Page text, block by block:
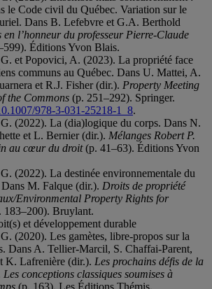
le Code civil du Québec. Variation sur le
Dans B. Lefebvre et G.A. Berthold
en l’honneur du professeur Pierre-Claude
Éditions Yvon Blais.
et Popovici, A. (2023). La propriété face
communs au Québec. Dans U. Mattei, A.
et R.J. Fisher (dir.). Property Meeting
the Commons (p. 251–292). Springer.
978-3-031-25218-1_8.
(2022). La (dia)logique du corps. Dans N.
et L. Bernier (dir.). Mélanges Robert P.
au cœur du droit(p. 41–63). Éditions Yvon
(2022). La destinée environnementale du
M. Falque (dir.). Droits de propriété
Environmental Property Rights for
Bruylant.
et développement durable
(2020). Les gamètes, libre-propos sur la
Dans A. Tellier-Marcil, S. Chaffai-Parent,
K. Lafrenière (dir.). Les prochains défis de la
conceptions classiques soumises à
(p. 163). Les Éditions Thémis.